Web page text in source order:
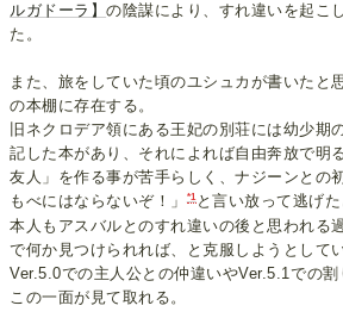
ルガドーラ】の陰謀により、すれ違いを起こ
た。
また、旅をしていた頃のユシュカが書いたと
の本棚に存在する。
旧ネクロデア領にある王妃の別荘には幼少期
記した本があり、それによれば自由奔放で明
友人」を作る事が苦手らしく、ナジーンとの
もべにはならないぞ！」
*1と言い放って逃げた
本人もアスバルとのすれ違いの後と思われる
で何か見つけられれば、と克服しようとして
Ver.5.0での主人公との仲違いやVer.5.1での割
この一面が見て取れる。